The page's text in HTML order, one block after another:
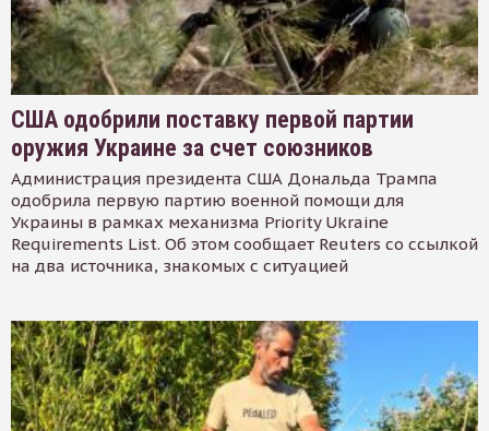
США одобрили поставку первой партии
оружия Украине за счет союзников
Администрация президента США Дональда Трампа
одобрила первую партию военной помощи для
Украины в рамках механизма Priority Ukraine
Requirements List. Об этом сообщает Reuters со ссылкой
на два источника, знакомых с ситуацией